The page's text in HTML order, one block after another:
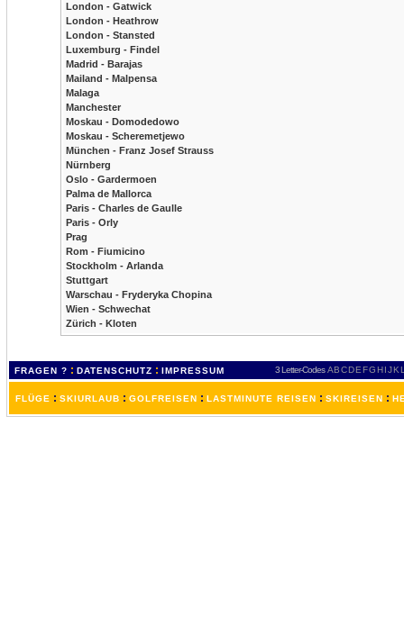
London - Gatwick
London - Heathrow
London - Stansted
Luxemburg - Findel
Madrid - Barajas
Mailand - Malpensa
Malaga
Manchester
Moskau - Domodedowo
Moskau - Scheremetjewo
München - Franz Josef Strauss
Nürnberg
Oslo - Gardermoen
Palma de Mallorca
Paris - Charles de Gaulle
Paris - Orly
Prag
Rom - Fiumicino
Stockholm - Arlanda
Stuttgart
Warschau - Fryderyka Chopina
Wien - Schwechat
Zürich - Kloten
FRAGEN ? : DATENSCHUTZ : IMPRESSUM 3 Letter-Codes ABCDEFGH IJKL
FLÜGE : SKIURLAUB : GOLFREISEN : LASTMINUTE REISEN : SKIREISEN :